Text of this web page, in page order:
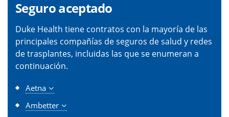
Seguro aceptado
Duke Health tiene contratos con la mayoría de las
principales compañías de seguros de salud y redes
de trasplantes, incluidas las que se enumeran a
continuación.
Aetna
Ambetter